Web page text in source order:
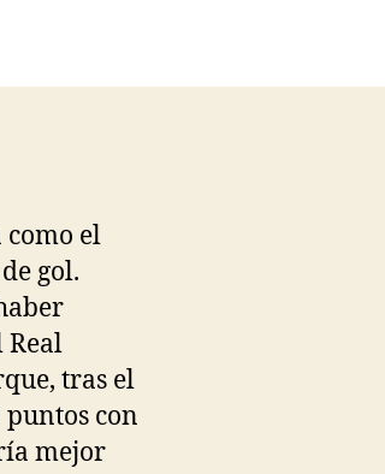
como el
gol.
Real
tras el
con
mejor